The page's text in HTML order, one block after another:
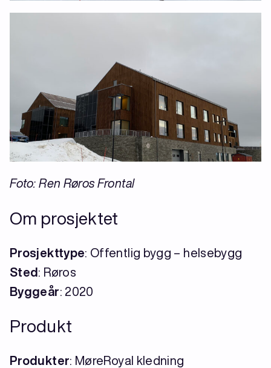
Foto: Ren Røros Frontal
Om prosjektet
Prosjekttype: Offentlig bygg – helsebygg
Sted : Røros
Byggeår: 2020
Produkt
Produkter: MøreRoyal kledning